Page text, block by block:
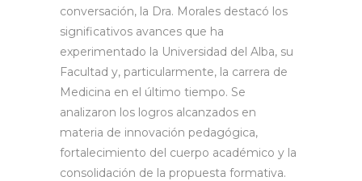
conversación, la Dra. Morales destacó los
significativos avances que ha
experimentado la Universidad del Alba, su
Facultad y, particularmente, la carrera de
Medicina en el último tiempo. Se
analizaron los logros alcanzados en
materia de innovación pedagógica,
fortalecimiento del cuerpo académico y la
consolidación de la propuesta formativa.